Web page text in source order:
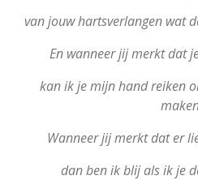
van jouw hartsverlangen wat
En wanneer jij merkt dat
kan ik je mijn hand reiken
Wanneer jij merkt dat er
dan ben ik blij als ik je